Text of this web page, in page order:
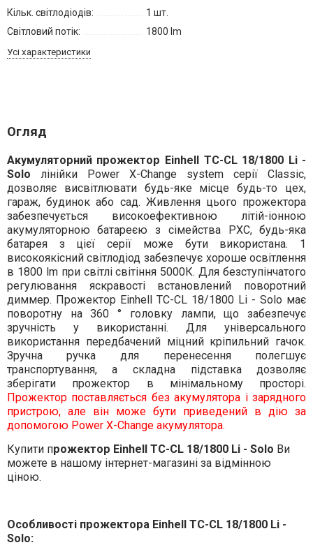
Кільк. світлодіодів:
1 шт.
Світловий потік:
1800 lm
Усі характеристики
Огляд
Акумуляторний прожектор Einhell TС-CL 18/1800 Li -
Solo лінійки Power X-Change system серії Classic,
дозволяє висвітлювати будь-яке місце будь-то цех,
гараж, будинок або сад. Живлення цього прожектора
забезпечується високоефективною літій-іонною
акумуляторною батареєю з сімейства PXC, будь-яка
батарея з цієї серії може бути використана. 1
високоякісний світлодіод забезпечує хороше освітлення
в 1800 lm при світлі світіння 5000К. Для безступінчатого
регулювання яскравості встановлений поворотний
диммер. Прожектор Einhell TС-CL 18/1800 Li - Solo має
поворотну на 360 ° головку лампи, що забезпечує
зручність у використанні. Для універсального
використання передбачений міцний кріпильний гачок.
Зручна ручка для перенесення полегшує
транспортування, а складна підставка дозволяє
зберігати прожектор в мінімальному просторі.
Прожектор поставляється без акумулятора і зарядного
пристрою, але він може бути приведений в дію за
допомогою Power X-Change акумулятора.
Купити прожектор Einhell TС-CL 18/1800 Li - Solo Ви
можете в нашому інтернет-магазині за відмінною
ціною.
Особливості прожектора Einhell TС-CL 18/1800 Li -
Solo: